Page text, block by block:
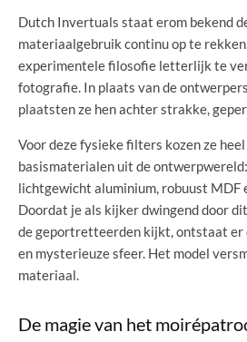
Dutch Invertuals staat erom bekend
materiaalgebruik continu op te
experimentele filosofie letterlijk te
fotografie. In plaats van de
plaatsten ze hen achter strakke,
Voor deze fysieke filters kozen ze
basismaterialen uit de
lichtgewicht aluminium, robuust MDF
Doordat je als kijker dwingend door
de geportretteerden kijkt, ontstaat er
en mysterieuze sfeer. Het model
materiaal.
De magie van het